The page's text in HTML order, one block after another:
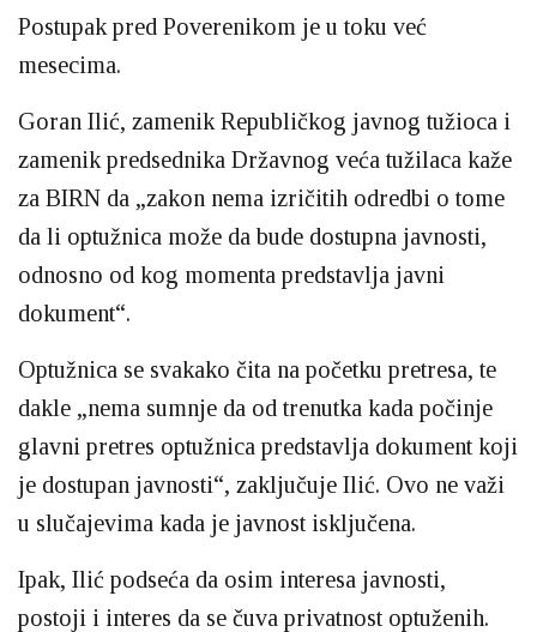
Postupak pred Poverenikom je u toku već
mesecima.
Goran Ilić, zamenik Republičkog javnog tužioca i
zamenik predsednika Državnog veća tužilaca kaže
za BIRN da „zakon nema izričitih odredbi o tome
da li optužnica može da bude dostupna javnosti,
odnosno od kog momenta predstavlja javni
dokument“.
Optužnica se svakako čita na početku pretresa, te
dakle „nema sumnje da od trenutka kada počinje
glavni pretres optužnica predstavlja dokument koji
je dostupan javnosti“, zaključuje Ilić. Ovo ne važi
u slučajevima kada je javnost isključena.
Ipak, Ilić podseća da osim interesa javnosti,
postoji i interes da se čuva privatnost optuženih.